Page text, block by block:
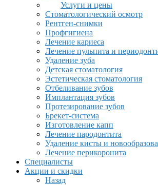
Услуги и цены
Стоматологический осмотр
Рентген-снимки
Профгигиена
Лечение кариеса
Лечение пульпита и
Удаление зуба
Детская стоматология
Эстетическая стоматология
Отбеливание зубов
Имплантация зубов
Протезирование зубов
Брекет-система
Изготовление капп
Лечение пародонтита
Удаление кисты и
Лечение перикоронита
Специалисты
Акции и скидки
Назад